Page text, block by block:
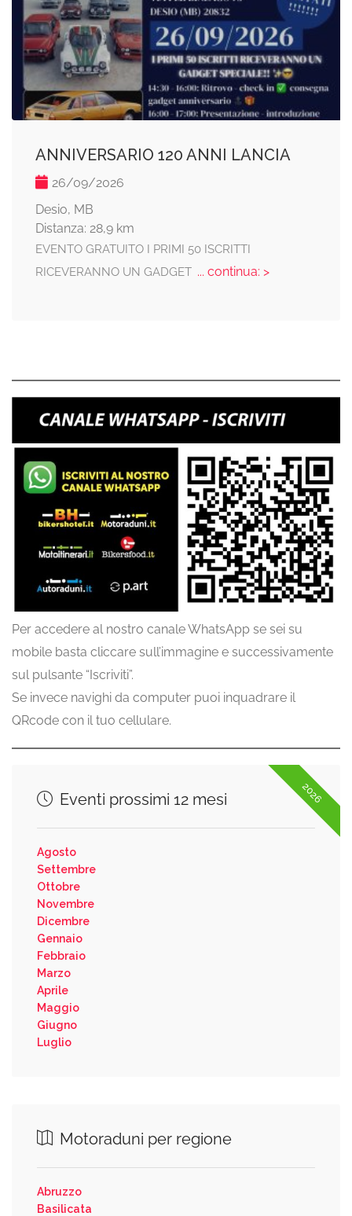
ANNIVERSARIO 120 ANNI LANCIA
26/09/2026
Desio, MB
Distanza: 28,9 km
EVENTO GRATUITO I PRIMI 50 ISCRITTI
RICEVERANNO UN GADGET... continua: >
Per accedere al nostro canale WhatsApp se sei su
mobile basta cliccare sull’immagine e successivamente
sul pulsante “Iscriviti”.
Se invece navighi da computer puoi inquadrare il
QRcode con il tuo cellulare.
2026
Eventi prossimi 12 mesi
Agosto
Settembre
Ottobre
Novembre
Dicembre
Gennaio
Febbraio
Marzo
Aprile
Maggio
Giugno
Luglio
Motoraduni per regione
Abruzzo
Basilicata